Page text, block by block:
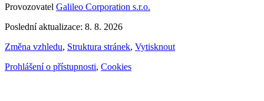
Provozovatel Galileo Corporation s.r.o.
Poslední aktualizace: 8. 8. 2026
Změna vzhledu, Struktura stránek, Vytisknout
Prohlášení o přístupnosti, Cookies